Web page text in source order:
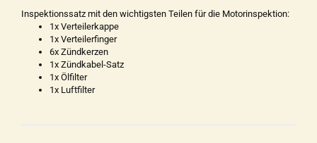
Inspektionssatz mit den wichtigsten Teilen für die Motorinspektion:
1x Verteilerkappe
1x Verteilerfinger
6x Zündkerzen
1x Zündkabel-Satz
1x Ölfilter
1x Luftfilter